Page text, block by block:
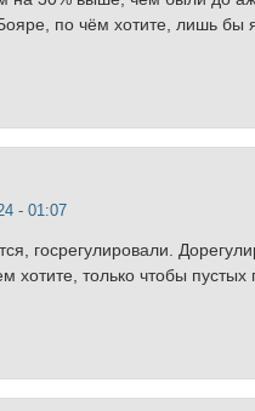
по чём хотите, лишь
- 01:07
госрегулировали.
хотите, только чтобы